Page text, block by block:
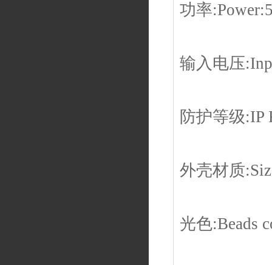
功率
输入电压
防护等级:IP
外壳材质
光色:Beads